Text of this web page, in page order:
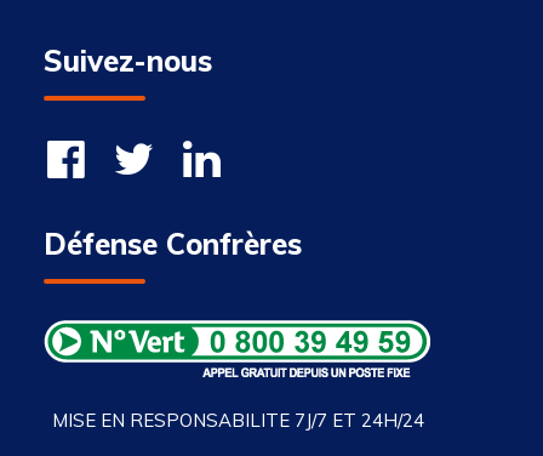
Suivez-nous
Défense Confrères
MISE EN RESPONSABILITE 7J/7 ET 24H/24